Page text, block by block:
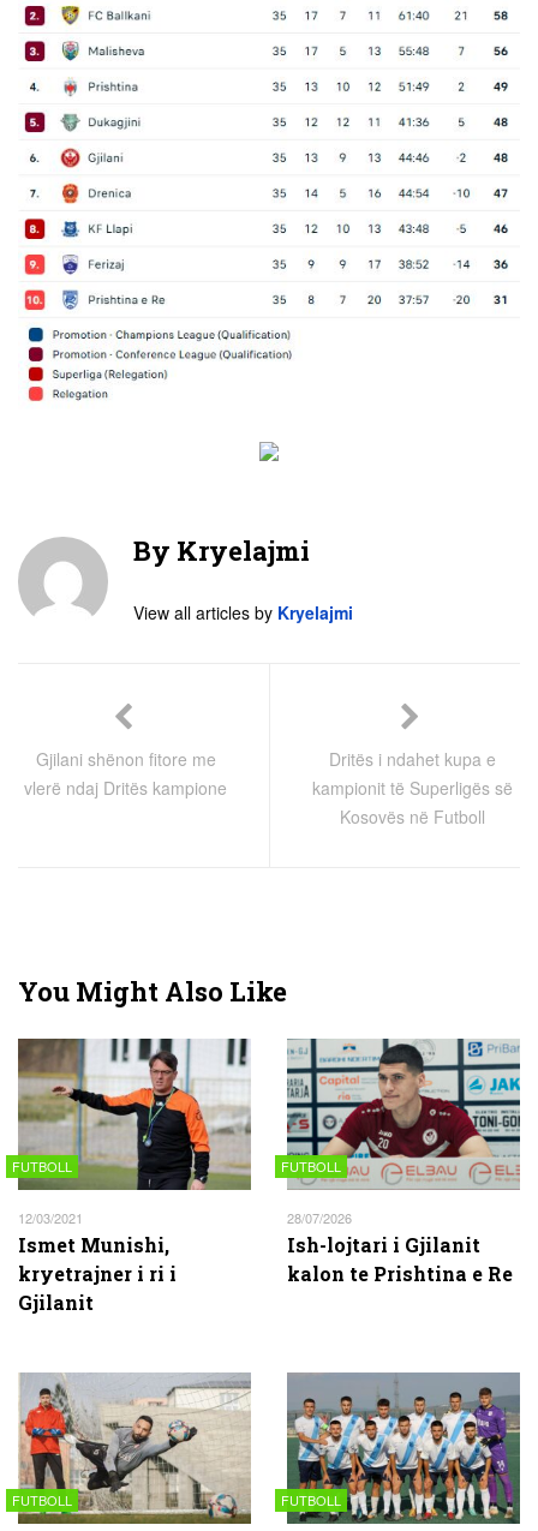
By Kryelajmi
View all articles by Kryelajmi
Gjilani shënon fitore me
vlerë ndaj Dritës kampione
Dritës i ndahet kupa e
kampionit të Superligës së
Kosovës në Futboll
You Might Also Like
FUTBOLL
12/03/2021
Ismet Munishi,
kryetrajner i ri i
Gjilanit
FUTBOLL
28/07/2026
Ish-lojtari i Gjilanit
kalon te Prishtina e Re
FUTBOLL FUTBOLL